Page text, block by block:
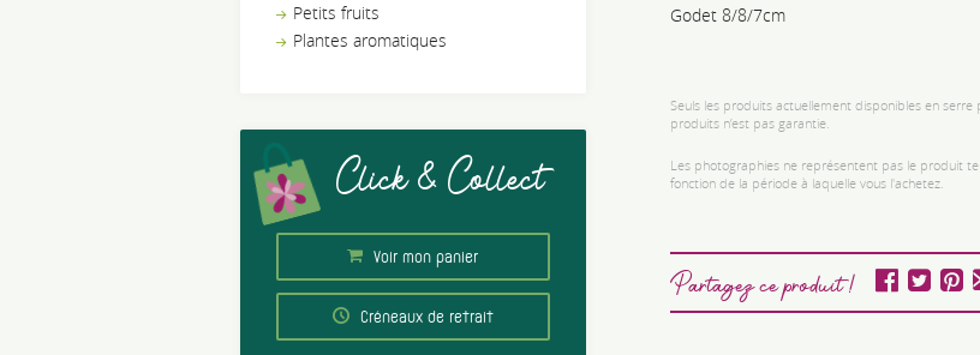
Petits fruits
Plantes aromatiques
Click & Collect
Voir mon panier
Créneaux de retrait
Godet 8/8/7cm
Seuls les produits actuellement disponibles en
produits n’est pas garantie.
Les photographies ne représentent pas le produit
fonction de la période à laquelle vous l'achetez.
Partagez ce produit !